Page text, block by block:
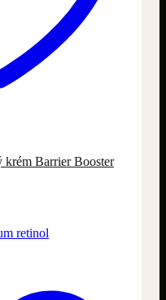
Barrier Booster